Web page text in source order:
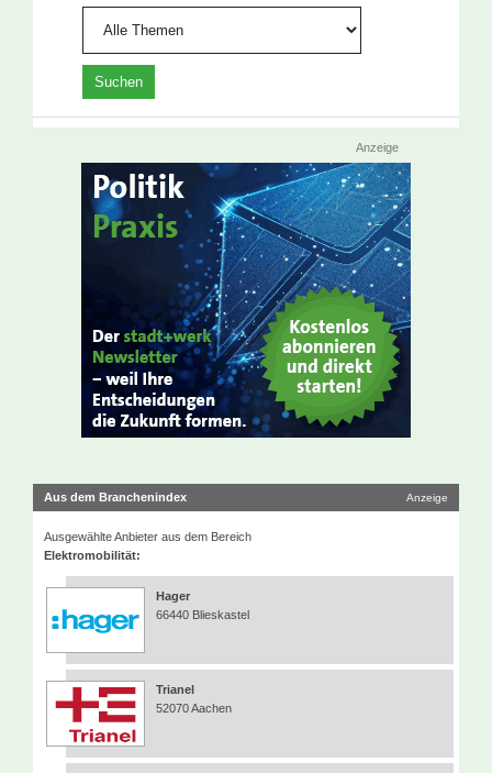
Anzeige
Aus dem Branchenindex Anzeige
Ausgewählte Anbieter aus dem Bereich
Elektromobilität:
Hager
66440 Blieskastel
Trianel
52070 Aachen